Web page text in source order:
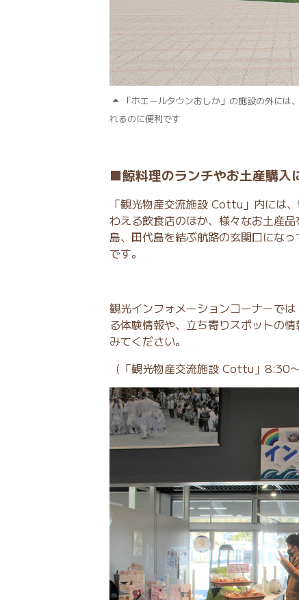
「ホエールタウンおしか」の施設の外に
れるのに便利です
■鯨料理のランチやお土産購入
「観光物産交流施設 Cottu」内には
わえる飲食店のほか、様々なお土産
島、田代島を結ぶ航路の玄関口にな
です。
観光インフォメーションコーナーで
る体験情報や、立ち寄りスポットの
みてください。
（「観光物産交流施設 Cottu」8:30